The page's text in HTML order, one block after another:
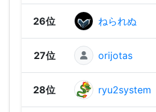
26位 ねられぬ
27位 orijotas
28位 ryu2system